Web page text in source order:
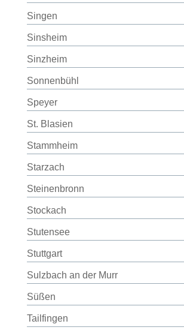
Singen
Sinsheim
Sinzheim
Sonnenbühl
Speyer
St. Blasien
Stammheim
Starzach
Steinenbronn
Stockach
Stutensee
Stuttgart
Sulzbach an der Murr
Süßen
Tailfingen